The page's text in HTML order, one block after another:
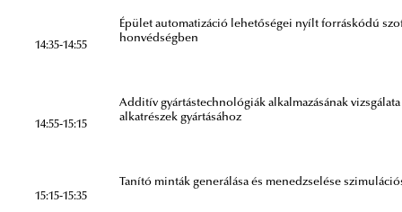
14:35-14:55
Épület automatizáció lehetőségei nyílt forráskódú
honvédségben
14:55-15:15
Additív gyártástechnológiák alkalmazásának
alkatrészek gyártásához
15:15-15:35
Tanító minták generálása és menedzselése